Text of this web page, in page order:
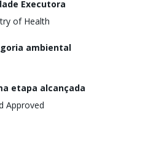
Executora
of Health
ambiental
etapa alcançada
Approved